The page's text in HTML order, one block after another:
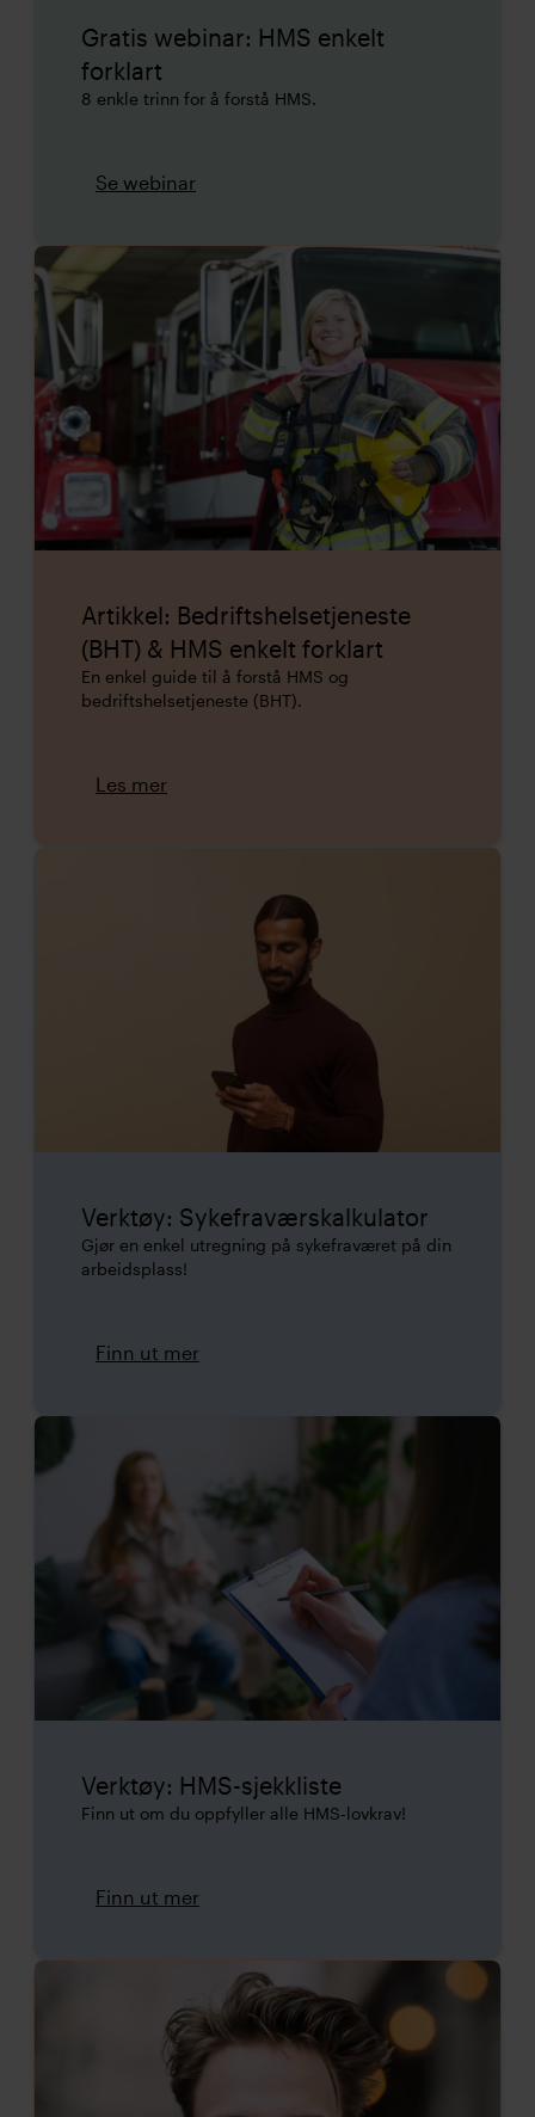
Gratis webinar: HMS enkelt
forklart
8 enkle trinn for å forstå HMS.
Se webinar
Artikkel: Bedriftshelsetjeneste
(BHT) & HMS enkelt forklart
En enkel guide til å forstå HMS og
bedriftshelsetjeneste (BHT).
Les mer
Verktøy: Sykefraværskalkulator
Gjør en enkel utregning på sykefraværet på din
arbeidsplass!
Finn ut mer
Verktøy: HMS-sjekkliste
Finn ut om du oppfyller alle HMS-lovkrav!
Finn ut mer